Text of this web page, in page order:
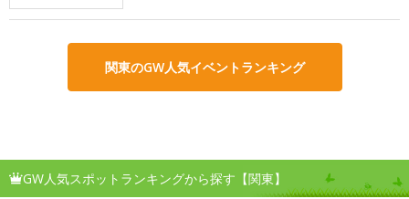
関東のGW人気イベントランキング
GW人気スポットランキングから探す【関東】